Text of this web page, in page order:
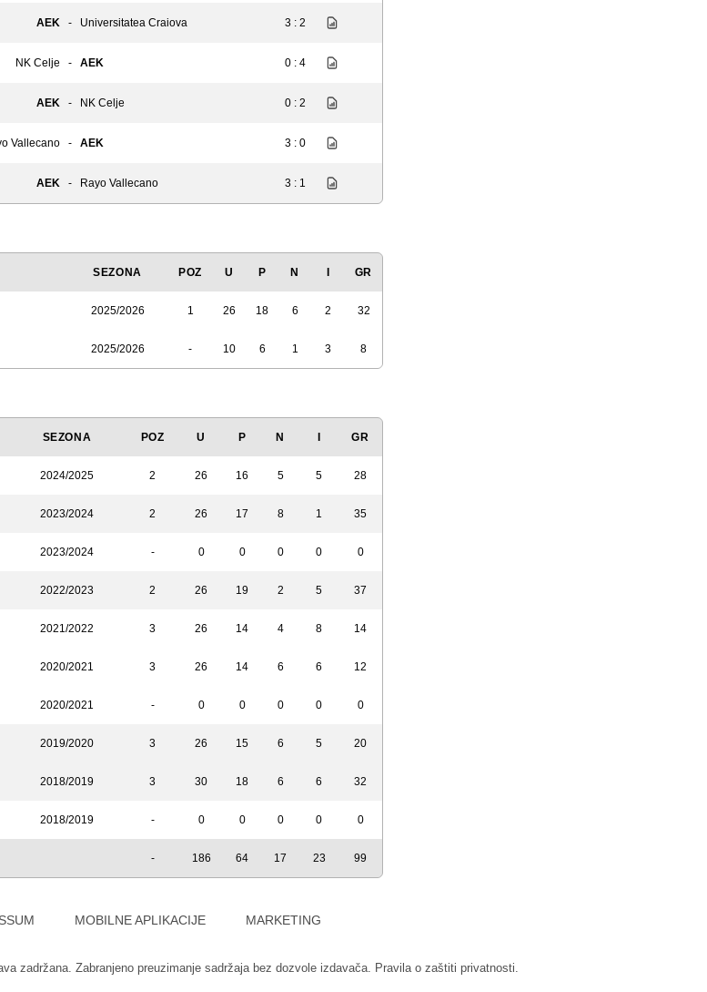
AEK - Universitatea Craiova 3 : 2
NK Celje - AEK 0 : 4
AEK - NK Celje 0 : 2
Vallecano - AEK 3 : 0
AEK - Rayo Vallecano 3 : 1
SEZONA POZ U P N GR
2025/2026 1 26 18 6 2 32
2025/2026 - 10 6 1 3 8
SEZONA POZ U P N GR
2024/2025 2 26 16 5 5 28
2023/2024 2 26 17 8 1 35
2023/2024 - 0 0 0 0 0
2022/2023 2 26 19 2 5 37
2021/2022 3 26 14 4 8 14
2020/2021 3 26 14 6 6 12
2020/2021 - 0 0 0 0 0
2019/2020 3 26 15 6 5 20
2018/2019 3 30 18 6 6 32
2018/2019 - 0 0 0 0 0
- 186 64 17 23 99
MOBILNE APLIKACIJE MARKETING
zadržana. Zabranjeno preuzimanje sadržaja bez dozvole izdavača. Pravila o zaštiti privatnosti.